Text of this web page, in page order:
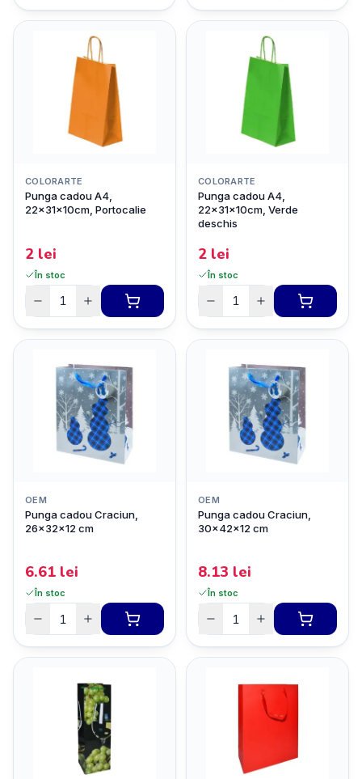
COLORARTE
Punga cadou A4,
22x31x10cm, Portocalie
2 lei
În stoc
COLORARTE
Punga cadou A4,
22x31x10cm, Verde
deschis
2 lei
În stoc
OEM
Punga cadou Craciun,
26x32x12 cm
6.61 lei
În stoc
OEM
Punga cadou Craciun,
30x42x12 cm
8.13 lei
În stoc